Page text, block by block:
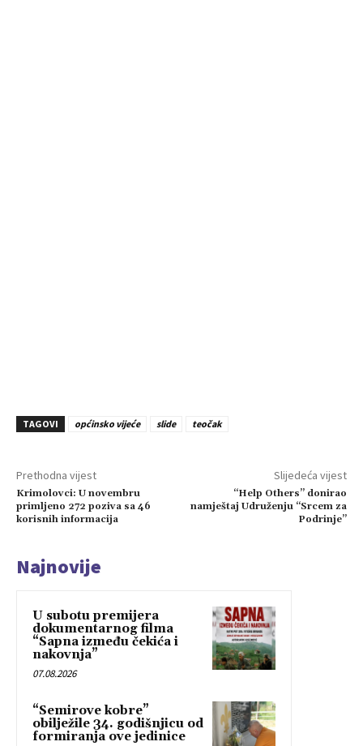
TAGOVI općinsko vijeće slide teočak
Prethodna vijest
Krimolovci: U novembru
primljeno 272 poziva sa 46
korisnih informacija
Slijedeća vijest
“Help Others” donirao
namještaj Udruženju “Srcem za
Podrinje”
Najnovije
U subotu premijera
dokumentarnog filma
“Sapna između čekića i
nakovnja”
07.08.2026
“Semirove kobre”
obilježile 34. godišnjicu od
formiranja ove jedinice